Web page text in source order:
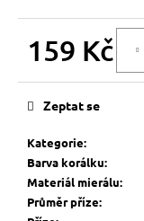
159 Kč
Kategorie:
Barva korálku:
Materiál mierálu:
Průměr příze:
Zeptat se